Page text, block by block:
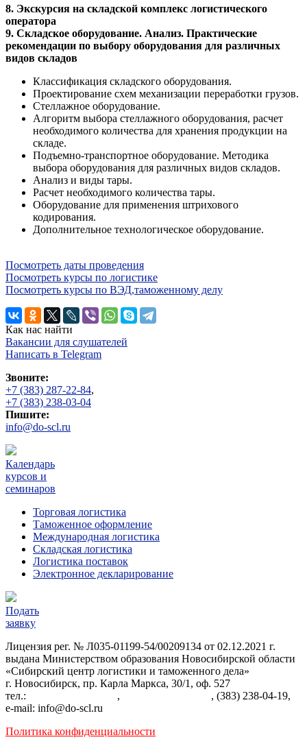
8. Экскурсия на складской комплекс логистического
оператора
9. Складское оборудование. Анализ. Практические
рекомендации по выбору оборудования для различных
видов складов
Классификация складского оборудования.
Проектирование схем механизации переработки грузов.
Стеллажное оборудование.
Алгоритм выбора стеллажного оборудования, расчет
необходимого количества для хранения продукции на
складе.
Подъемно-транспортное оборудование. Методика
выбора оборудования для различных видов складов.
Анализ и виды тары.
Расчет необходимого количества тары.
Оборудование для применения штрихового
кодирования.
Дополнительное технологическое оборудование.
Посмотреть даты проведения
Посмотреть курсы по логистике
Посмотреть курсы по ВЭД,таможенному делу
Как нас найти
Вакансии для слушателей
Написать в Telegram
Звоните:
+7 (383) 287-22-84,
+7 (383) 238-03-04
Пишите:
info@do-scl.ru
Календарь
курсов и
семинаров
Торговая логистика
Таможенное оформление
Международная логистика
Складская логистика
Логистика поставок
Электронное декларирование
Подать
заявку
Лицензия рег. № Л035-01199-54/00209134 от 02.12.2021 г.
выдана Министерством образования Новосибирской области
«Сибирский центр логистики и таможенного дела»
г. Новосибирск, пр. Карла Маркса, 30/1, оф. 527
тел.:
,
, (383) 238-04-19,
e-mail: info@do-scl.ru
Политика конфиденциальности